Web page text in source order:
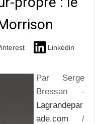
Linkedin
Par Serge
Bressan -
Lagrandepar
ade.com /